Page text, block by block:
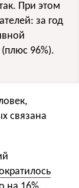
При этом
за год
96%).
связана